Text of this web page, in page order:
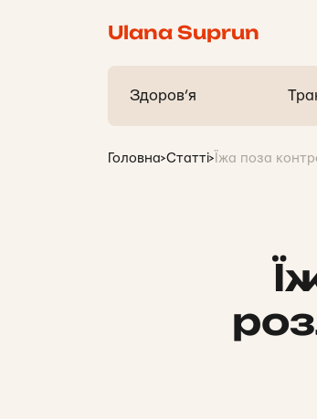
Ulana Suprun
Здоров’я
Головна>Статті> Їжа поза